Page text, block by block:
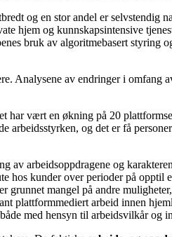
og en stor andel er selvstendig
hjem og kunnskapsintensive
bruk av algoritmebasert styring
Analysene av endringer i omfang
har vært en økning på 20
arbeidsstyrken, og det er få
av arbeidsoppdragene og
hos kunder over perioder på opptil
grunnet mangel på andre
plattformmediert arbeid innen
med hensyn til arbeidsvilkår og